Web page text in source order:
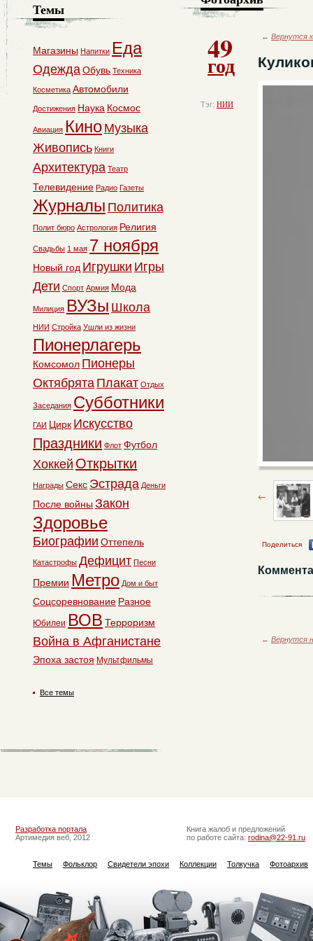
49
год
Тэг: НИИ
← Вернутся
Поделиться
← Вернутся
Темы
Магазины Напитки Еда
ОдеждаОбувь Техника
Косметика Автомобили
Достижения Наука Космос
Авиация Кино Музыка
Живопись Книги
Архитектура Театр
Телевидение Радио Газеты
Журналы Политика
Полит бюро Астрология Религия
Свадьбы 1 мая 7 ноября
Новый год Игрушки Игры
Дети Спорт Армия Мода
Милиция ВУЗы Школа
НИИ Стройка Ушли из жизни
Пионерлагерь
Комсомол Пионеры
Октябрята Плакат Отдых
Заседания Субботники
ГАИ Цирк Искусство
Праздники Флот Футбол
Хоккей Открытки
Награды Секс Эстрада Деньги
После войны Закон
Здоровье
Биографии Оттепель
Катастрофы Дефицит Песни
Премии Метро Дом и быт
Соцсоревнование Разное
Юбилеи ВОВ Терроризм
Война в Афганистане
Эпоха застоя Мультфильмы
Все темы
Разработка портала
Артимедия веб, 2012
Книга жалоб и предложений
по работе сайта: rodina@22-91.ru
Темы Фольклор Свидетели эпохи Коллекции Толкучка Фотоархив